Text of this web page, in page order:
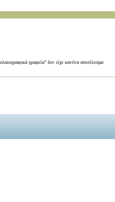
γραφεία" δεν είχε κανένα αποτέλεσμα